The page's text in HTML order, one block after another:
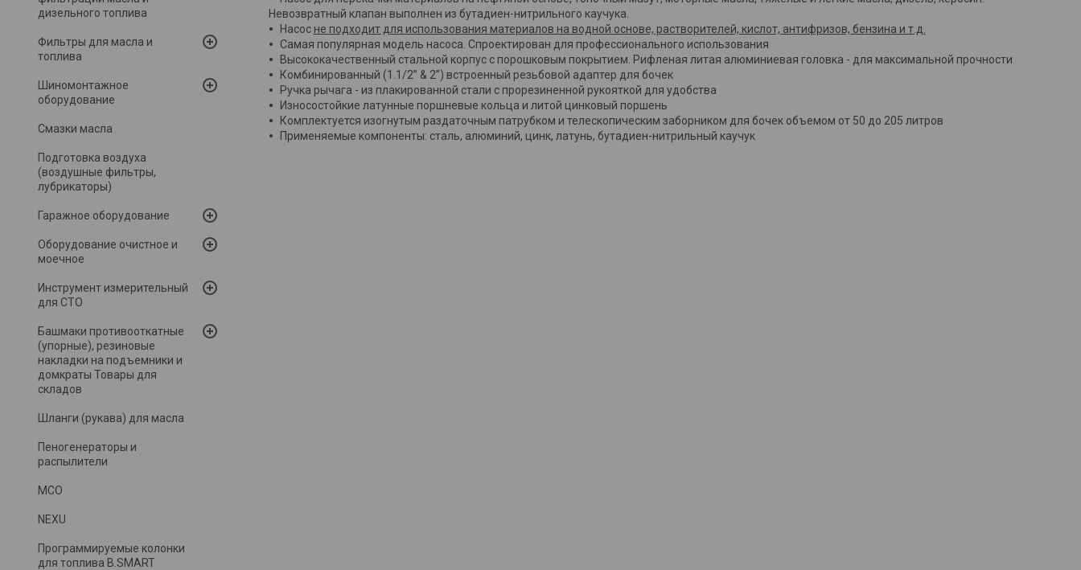
дизельного топлива
Фильтры для масла и
топлива
Шиномонтажное
оборудование
Смазки масла
Подготовка воздуха
(воздушные фильтры,
лубрикаторы)
Гаражное оборудование
Оборудование очистное и
моечное
Инструмент измерительный
для СТО
Башмаки противооткатные
(упорные), резиновые
накладки на подъемники и
домкраты Товары для
складов
Шланги (рукава) для масла
Пеногенераторы и
распылители
MCO
NEXU
Программируемые колонки
для топлива B.SMART
Невозвратный клапан выполнен из бутадиен-нитрильного каучука.
Насос не подходит для использования материалов на водной основе, растворителей, кислот, антифризов, бензина и т.д.
Самая популярная модель насоса. Спроектирован для профессионального использования
Высококачественный стальной корпус с порошковым покрытием. Рифленая литая алюминиевая головка - для максимальной прочности
Комбинированный (1.1/2” & 2”) встроенный резьбовой адаптер для бочек
Ручка рычага - из плакированной стали с прорезиненной рукояткой для удобства
Износостойкие латунные поршневые кольца и литой цинковый поршень
Комплектуется изогнутым раздаточным патрубком и телескопическим заборником для бочек объемом от 50 до 205 литров
Применяемые компоненты: сталь, алюминий, цинк, латунь, бутадиен-нитрильный каучук